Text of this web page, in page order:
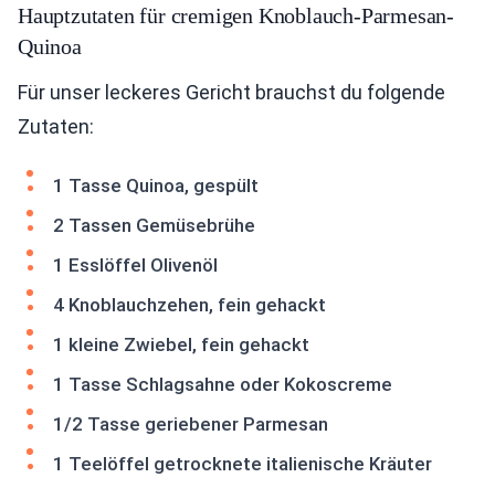
Hauptzutaten für cremigen Knoblauch-Parmesan-
Quinoa
Für unser leckeres Gericht brauchst du folgende
Zutaten:
1 Tasse Quinoa, gespült
2 Tassen Gemüsebrühe
1 Esslöffel Olivenöl
4 Knoblauchzehen, fein gehackt
1 kleine Zwiebel, fein gehackt
1 Tasse Schlagsahne oder Kokoscreme
1/2 Tasse geriebener Parmesan
1 Teelöffel getrocknete italienische Kräuter